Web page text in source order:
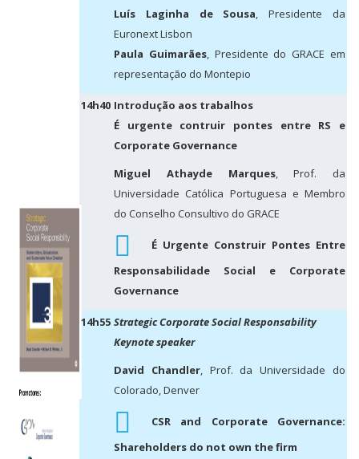
Luís Laginha de Sousa, Presidente da
Euronext Lisbon
Paula Guimarães, Presidente do GRACE em
representação do Montepio
14h40 Introdução aos trabalhos
É urgente contruir pontes entre RS e
Corporate Governance
Miguel Athayde Marques, Prof. da
Universidade Católica Portuguesa e Membro
do Conselho Consultivo do GRACE
É Urgente Construir Pontes Entre
Responsabilidade Social e Corporate
Governance
14h55 Strategic Corporate Social Responsability
Keynote speaker
David Chandler, Prof. da Universidade do
Colorado, Denver
CSR and Corporate Governance:
Shareholders do not own the firm